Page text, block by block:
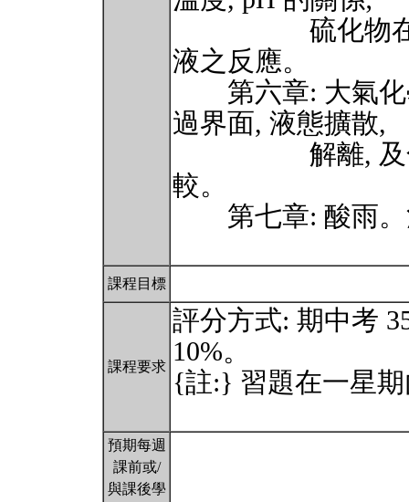
硫化物在水溶
液之反應。
第六章: 大氣化
過界面, 液態擴散,
解離, 及化學
較。
第七章: 酸雨。
課程目標
課程要求
評分方式: 期中考
10%。
{註:} 習題在一星
預期每週
課前或/
與課後學